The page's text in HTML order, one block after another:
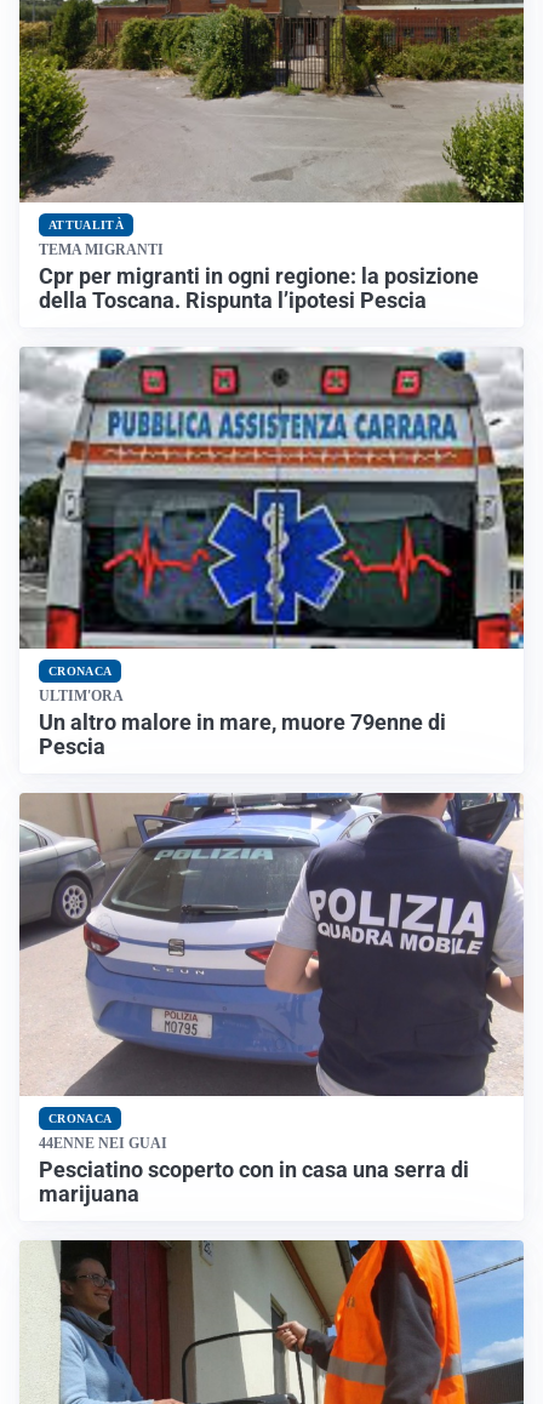
ATTUALITÀ
TEMA MIGRANTI
Cpr per migranti in ogni regione: la posizione
della Toscana. Rispunta l’ipotesi Pescia
CRONACA
ULTIM'ORA
Un altro malore in mare, muore 79enne di
Pescia
CRONACA
44ENNE NEI GUAI
Pesciatino scoperto con in casa una serra di
marijuana